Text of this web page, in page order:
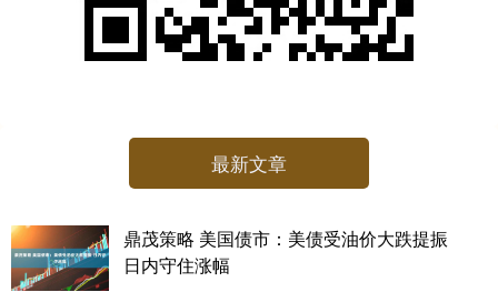
最新文章
鼎茂策略 美国债市：美债受油价大跌提振
日内守住涨幅